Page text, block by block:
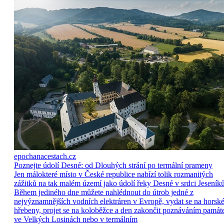
epochanacestach.cz
Poznejte údolí Desné: od Dlouhých strání po termální prameny
Jen málokteré místo v České republice nabízí tolik rozmanitých
zážitků na tak malém území jako údolí řeky Desné v srdci
Během jediného dne můžete nahlédnout do útrob jedné z
nejvýznamnějších vodních elektráren v Evropě, vydat se na horské
hřebeny, projet se na koloběžce a den zakončit poznáváním
ve Velkých Losinách nebo v termálním